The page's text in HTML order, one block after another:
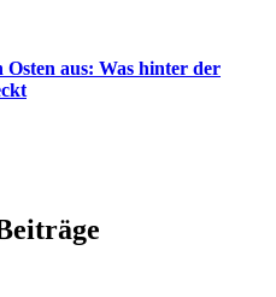
aus: Was hinter der